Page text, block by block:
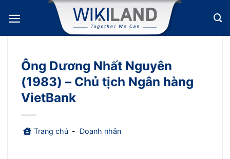
qua
nội
Ông Dương Nhất Nguyên
(1983) – Chủ tịch Ngân hàng
VietBank
Trang chủ - Doanh nhân